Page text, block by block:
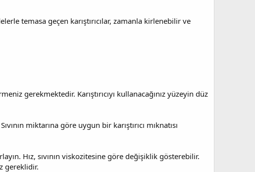
temasa geçen karıştırıcılar, zamanla kirlenebilir ve
gerekmektedir. Karıştırıcıyı kullanacağınız yüzeyin düz
miktarına göre uygun bir karıştırıcı mıknatısı
Hız, sıvının viskozitesine göre değişiklik gösterebilir.
gereklidir.